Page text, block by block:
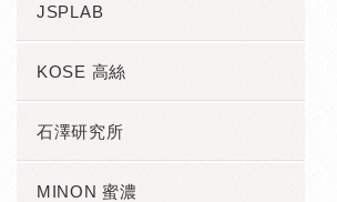
JSPLAB
KOSE 高絲
石澤研究所
MINON 蜜濃